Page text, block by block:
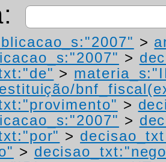
>
>
>
>
>
>
>